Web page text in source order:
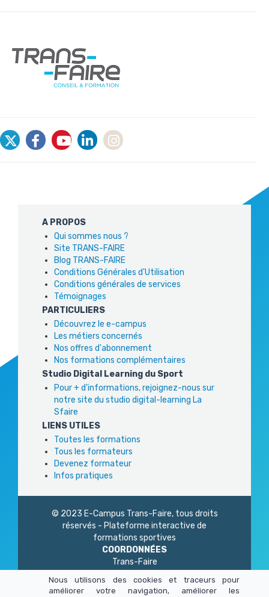
A PROPOS
Qui sommes nous ?
Site TRANS-FAIRE
Blog TRANS-FAIRE
Conditions Générales d'Utilisation
Conditions générales de services
Témoignages
PARTICULIERS
Découvrez le e-campus
Les métiers concernés
Nos offres d'abonnement
Nos formations complémentaires
Studio Digital Learning du Sport
Pour + d'informations, rejoignez-nous sur
notre site du studio digital-learning La
Sfaire
LIENS UTILES
Toutes les formations
Tous les formateurs
Devenez formateur
Infos pratiques
© 2023 E-Campus Trans-Faire, tous droits
réservés - Plateforme interactive de
formations sportives
COORDONNÉES
Trans-Faire
75 020 Paris
Nous utilisons des cookies et traceurs pour
améliorer votre navigation, améliorer les